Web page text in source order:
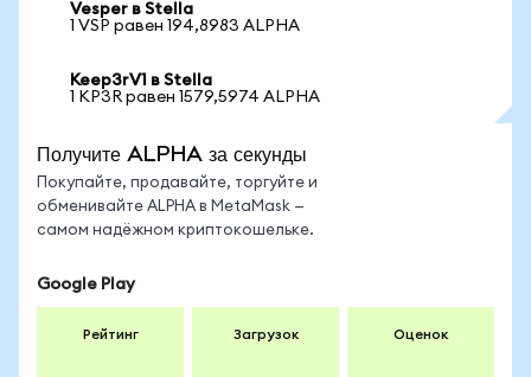
Vesper в Stella
1 VSP равен 194,8983 ALPHA
Keep3rV1 в Stella
1 KP3R равен 1579,5974 ALPHA
Получите ALPHA за секунды
Покупайте, продавайте, торгуйте и
обменивайте ALPHA в MetaMask —
самом надёжном криптокошельке.
Google Play
Рейтинг Загрузок Оценок